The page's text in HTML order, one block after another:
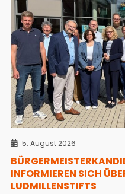
5. August 2026
INFORMIEREN SICH
LUDMILLENSTIFTS